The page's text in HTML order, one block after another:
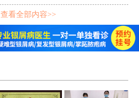
查看全部内容>>